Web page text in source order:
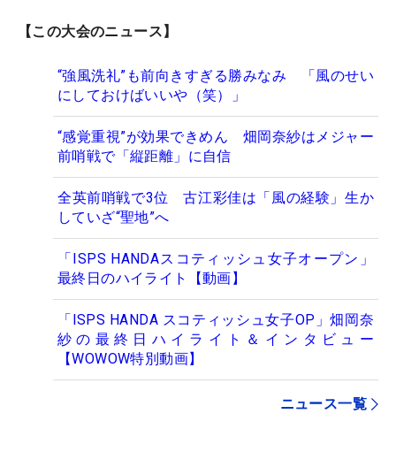
【この大会のニュース】
“強風洗礼”も前向きすぎる勝みなみ 「風のせい
にしておけばいいや（笑）」
“感覚重視”が効果できめん 畑岡奈紗はメジャー
前哨戦で「縦距離」に自信
全英前哨戦で3位 古江彩佳は「風の経験」生か
していざ“聖地”へ
「ISPS HANDAスコティッシュ女子オープン」
最終日のハイライト【動画】
「ISPS HANDA スコティッシュ女子OP」畑岡奈
紗の最終日ハイライト＆インタビュー
【WOWOW特別動画】
ニュース一覧